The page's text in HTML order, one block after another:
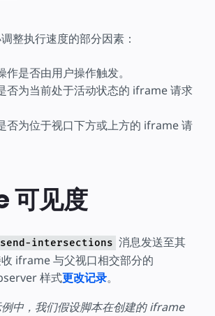
整执行速度的部分因素：
作是否由用户操作触发。
否为当前处于活动状态的 iframe 请求
否为位于视口下方或上方的 iframe 请
见度
send-intersections 消息发送至其
iframe 与父视口相交部分的
样式更改记录。
中，我们假设脚本在创建的 iframe